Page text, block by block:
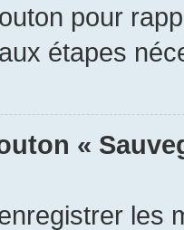
pour
étapes
«